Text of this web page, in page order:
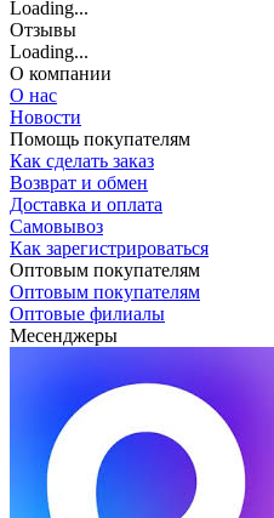
Loading...
Отзывы
Loading...
О компании
О нас
Новости
Помощь покупателям
Как сделать заказ
Возврат и обмен
Доставка и оплата
Самовывоз
Как зарегистрироваться
Оптовым покупателям
Оптовым покупателям
Оптовые филиалы
Месенджеры